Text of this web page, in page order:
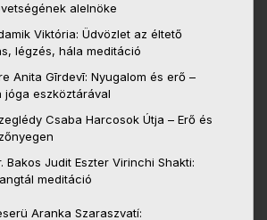
alelnöke
Viktória: Üdvözlet az éltető
légzés, hála meditáció
Anita Gīrdevī: Nyugalom és erő –
jóga eszköztárával
Csaba Harcosok Útja – Erő és
Bakos Judit Eszter Virinchi Shakti:
meditáció
Aranka Szaraszvatí: